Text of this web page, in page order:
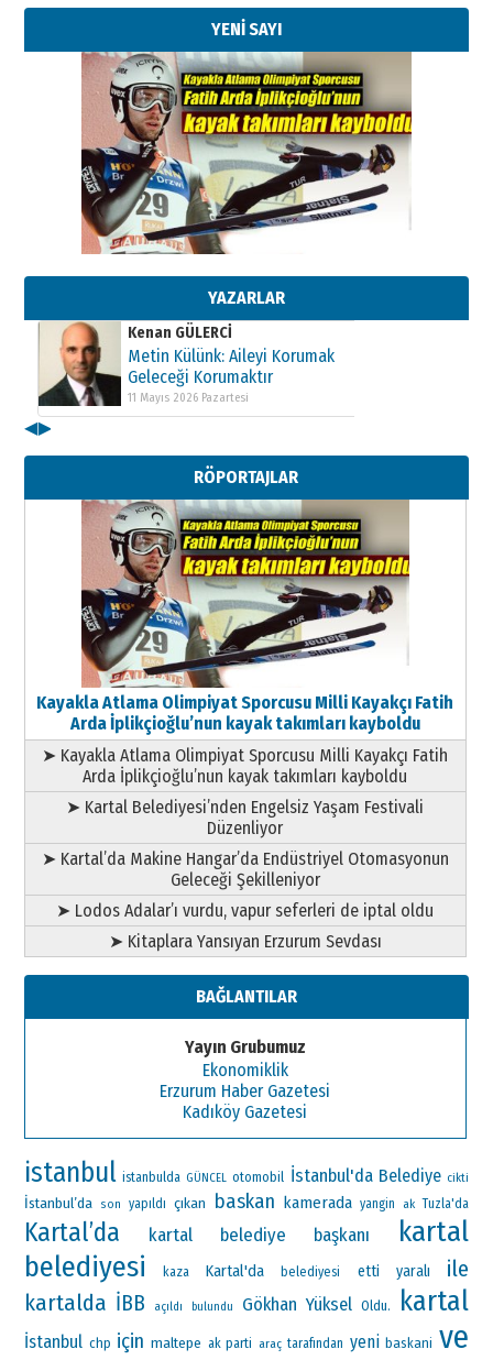
YENİ SAYI
YAZARLAR
Kenan GÜLERCİ
Metin Külünk: Aileyi Korumak
11 Mayıs 2026 Pazartesi
Kenan GÜLERCİ
Metin Külünk: Aileyi Korumak
Geleceği Korumaktır
11 Mayıs 2026 Pazartesi
Metin Külünk: Aileyi Korumak
Geleceği Korumaktır
11 Mayıs 2026 Pazartesi
◀▶
RÖPORTAJLAR
Kayakla Atlama Olimpiyat Sporcusu Milli Kayakçı Fatih
Arda İplikçioğlu’nun kayak takımları kayboldu
➤ Kayakla Atlama Olimpiyat Sporcusu Milli Kayakçı Fatih
Arda İplikçioğlu’nun kayak takımları kayboldu
➤ Kartal Belediyesi’nden Engelsiz Yaşam Festivali
Düzenliyor
➤ Kartal’da Makine Hangar’da Endüstriyel Otomasyonun
Geleceği Şekilleniyor
➤ Lodos Adalar’ı vurdu, vapur seferleri de iptal oldu
➤ Kitaplara Yansıyan Erzurum Sevdası
BAĞLANTILAR
Yayın Grubumuz
Ekonomiklik
Erzurum Haber Gazetesi
Kadıköy Gazetesi
istanbul istanbulda GÜNCEL otomobil İstanbul'da Belediye cikti
İstanbul’da son yapıldı çıkan baskan kamerada yangin ak Tuzla'da
Kartal’da kartal belediye başkanı
kartal
belediyesi
kaza Kartal'da belediyesi etti yaralı
ile
kartalda İBB açıldı bulundu Gökhan Yüksel Oldu. kartal
İstanbul chp için maltepe ak parti araç tarafından yeni baskani ve